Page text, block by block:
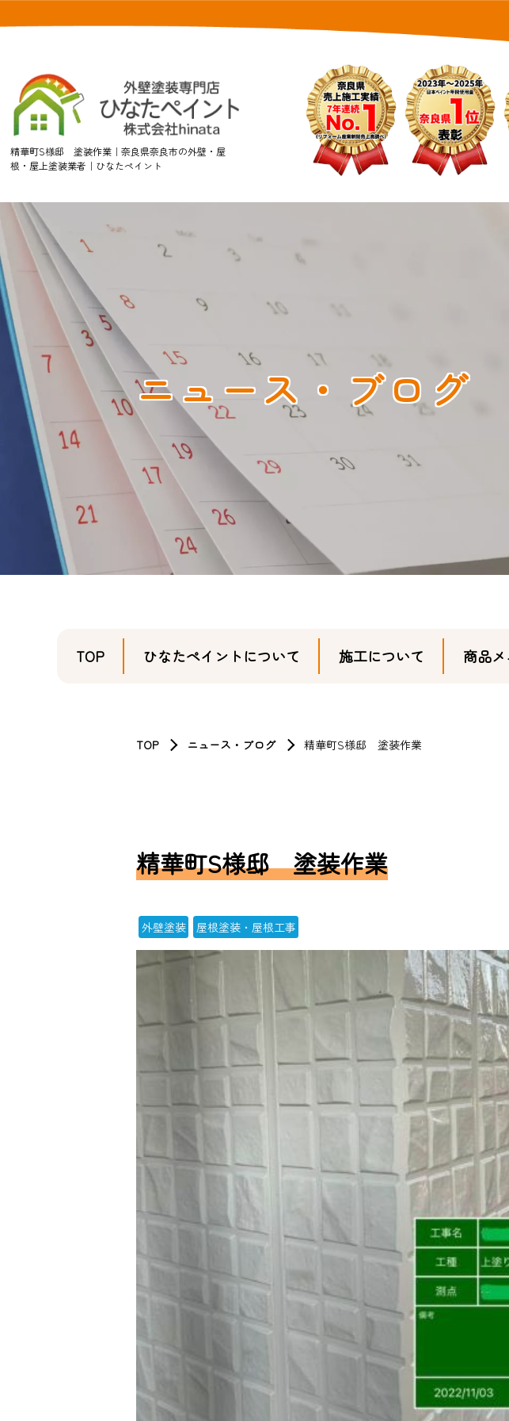
精華町S様邸 塗装作業｜奈良県奈良市の外壁・屋
根・屋上塗装業者｜ひなたペイント
ニュース・ブログ
TOP ひなたペイントについて 施工について 商品
TOP ニュース・ブログ 精華町S様邸 塗装作業
精華町S様邸 塗装作業
外壁塗装 屋根塗装・屋根工事